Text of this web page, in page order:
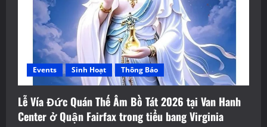
Events Sinh Hoạt Thông Báo
Lễ Vía Đức Quán Thế Âm Bồ Tát 2026 tại Van Hanh
Center ở Quận Fairfax trong tiểu bang Virginia